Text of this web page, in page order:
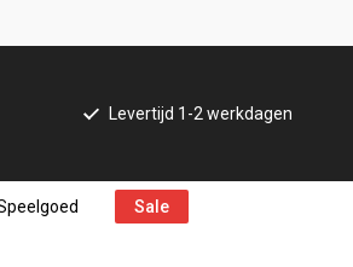
Levertijd 1-2 werkdagen
Sale